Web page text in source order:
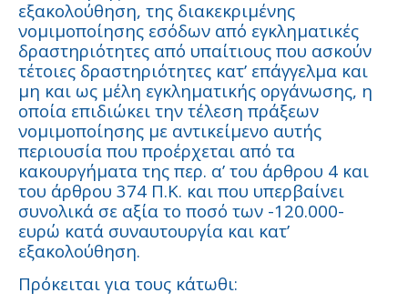
εξακολούθηση, της διακεκριμένης
νομιμοποίησης εσόδων από εγκληματικές
δραστηριότητες από υπαίτιους που ασκούν
τέτοιες δραστηριότητες κατ’ επάγγελμα και
μη και ως μέλη εγκληματικής οργάνωσης, η
οποία επιδιώκει την τέλεση πράξεων
νομιμοποίησης με αντικείμενο αυτής
περιουσία που προέρχεται από τα
κακουργήματα της περ. α’ του άρθρου 4 και
του άρθρου 374 Π.Κ. και που υπερβαίνει
συνολικά σε αξία το ποσό των -120.000-
ευρώ κατά συναυτουργία και κατ’
εξακολούθηση.
Πρόκειται για τους κάτωθι: